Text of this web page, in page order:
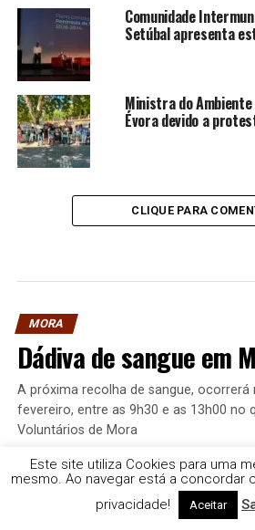
Comunidade
Setúbal apresenta
Ministra do
Évora devido a
CLIQUE PARA
MORA
Dádiva de sangue em
A próxima recolha de sangue, ocorrerá
fevereiro, entre as 9h30 e as 13h00 no
Voluntários de Mora
Publicado 1 ano atrás em 20 de
Por Rádio e Televisão do Sul | TDS
Este site utiliza Cookies para uma
mesmo. Ao navegar está a concordar
privacidade!
Aceitar